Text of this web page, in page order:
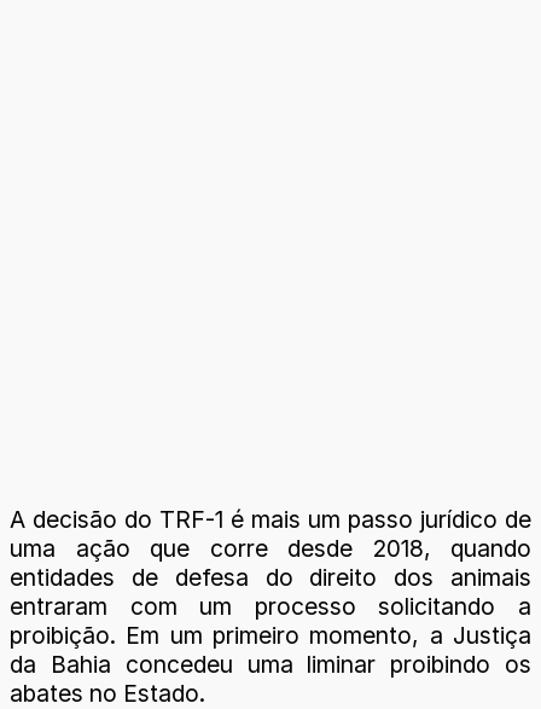
A decisão do TRF-1 é mais um passo jurídico de
uma ação que corre desde 2018, quando
entidades de defesa do direito dos animais
entraram com um processo solicitando a
proibição. Em um primeiro momento, a Justiça
da Bahia concedeu uma liminar proibindo os
abates no Estado.